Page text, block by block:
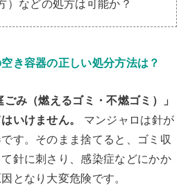
）などの処方は可能か？
き容器の正しい処分方法は？
み（燃えるゴミ・不燃ゴミ）」
いけません。
マンジャロは針が
す。そのまま捨てると、ゴミ収
針に刺さり、感染症などにかか
となり大変危険です。